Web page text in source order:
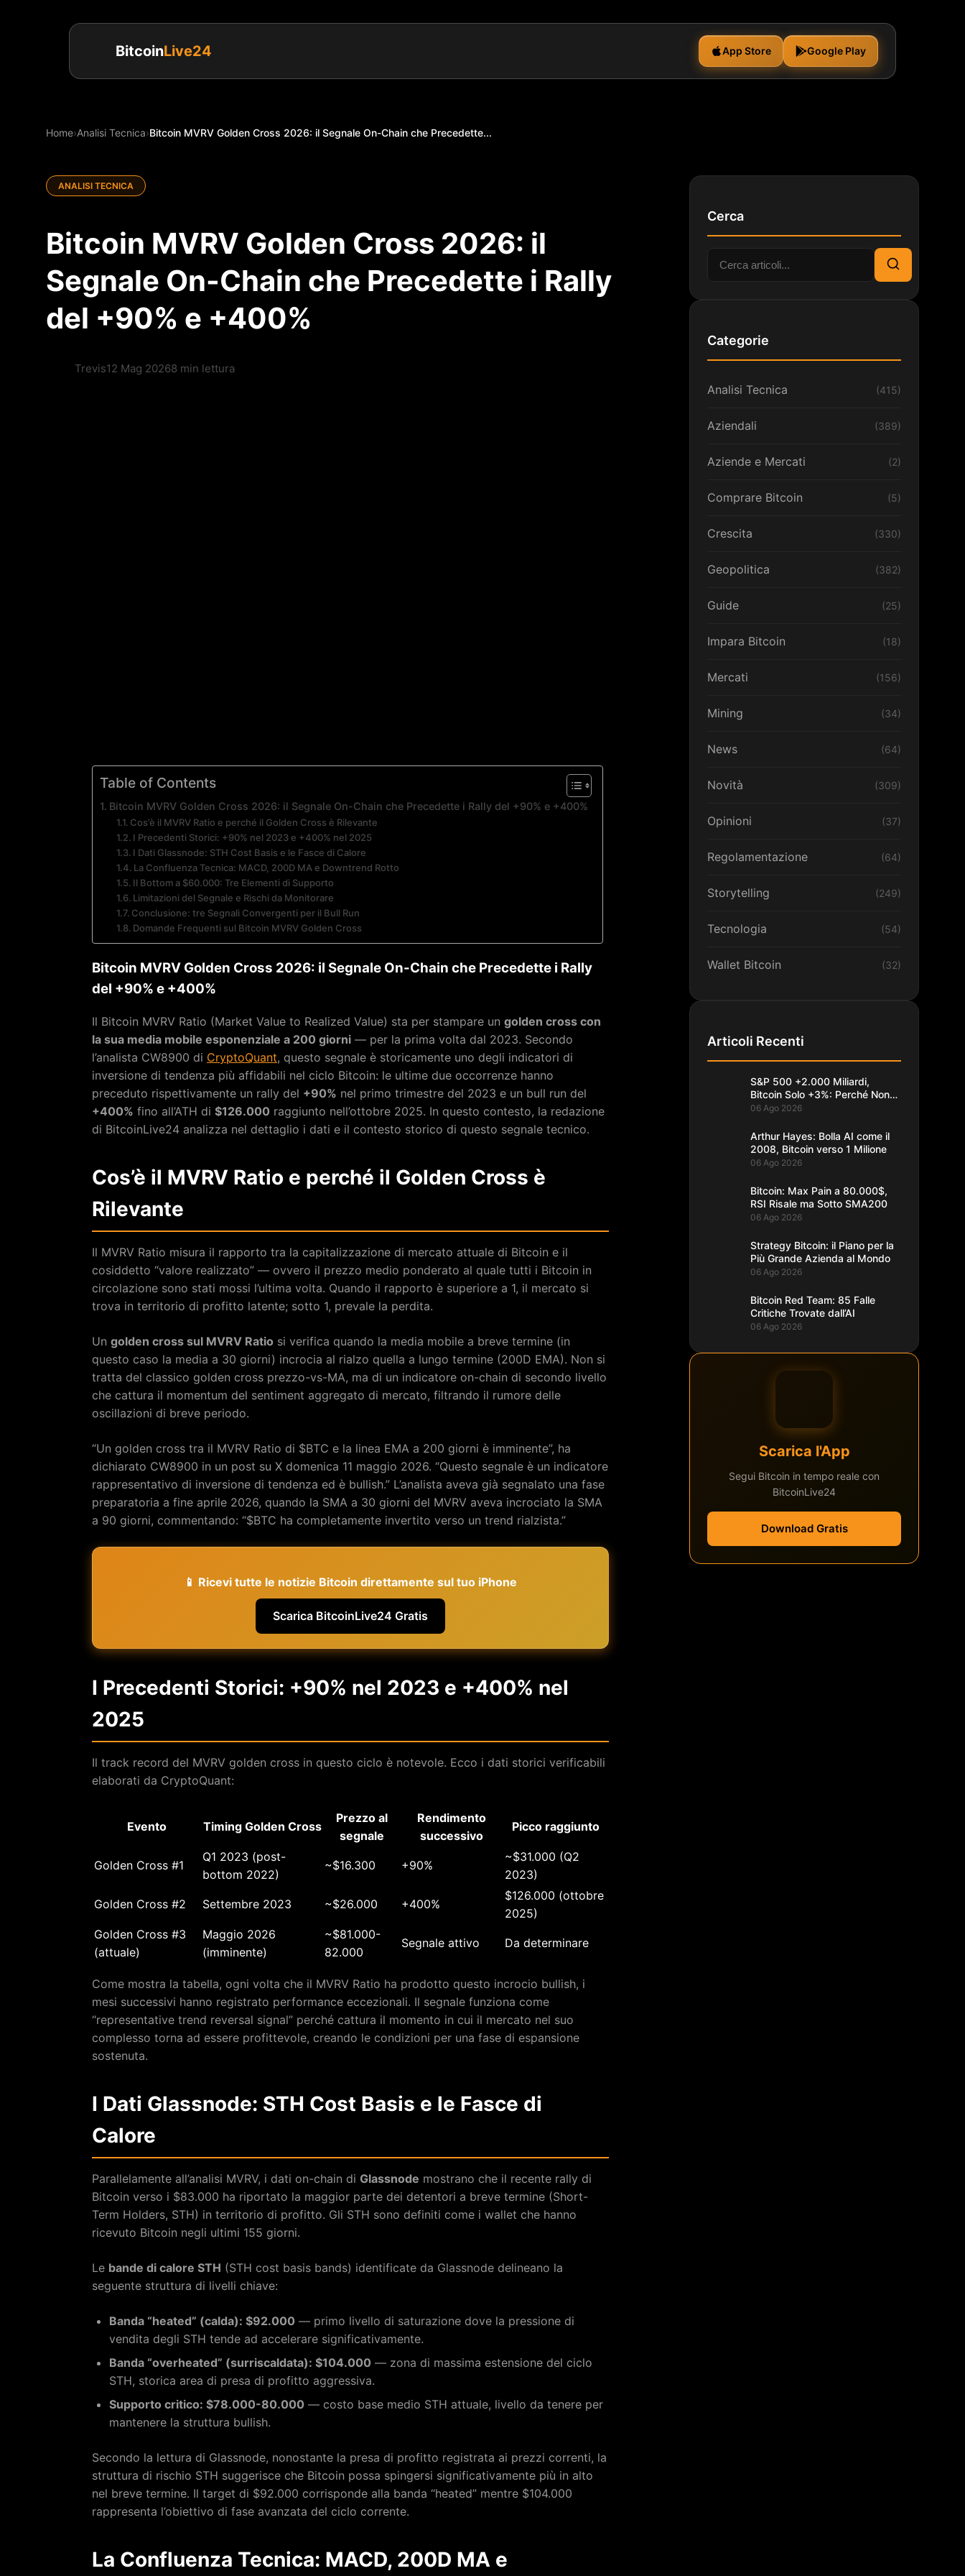
BitcoinLive24 App Store Google Play
Home›Analisi Tecnica›Bitcoin MVRV Golden Cross 2026: il Segnale On-Chain che Precedette...
ANALISI TECNICA
Bitcoin MVRV Golden Cross 2026: il
Segnale On-Chain che Precedette i Rally
del +90% e +400%
Trevis12 Mag 20268 min lettura
Table of Contents
Bitcoin MVRV Golden Cross 2026: il Segnale On-Chain che Precedette i Rally del +90% e +400%
Cos’è il MVRV Ratio e perché il Golden Cross è Rilevante
I Precedenti Storici: +90% nel 2023 e +400% nel 2025
I Dati Glassnode: STH Cost Basis e le Fasce di Calore
La Confluenza Tecnica: MACD, 200D MA e Downtrend Rotto
Il Bottom a $60.000: Tre Elementi di Supporto
Limitazioni del Segnale e Rischi da Monitorare
Conclusione: tre Segnali Convergenti per il Bull Run
Domande Frequenti sul Bitcoin MVRV Golden Cross
Bitcoin MVRV Golden Cross 2026: il Segnale On-Chain che Precedette i Rally
del +90% e +400%
Il Bitcoin MVRV Ratio (Market Value to Realized Value) sta per stampare un golden cross con
la sua media mobile esponenziale a 200 giorni — per la prima volta dal 2023. Secondo
l’analista CW8900 di CryptoQuant, questo segnale è storicamente uno degli indicatori di
inversione di tendenza più affidabili nel ciclo Bitcoin: le ultime due occorrenze hanno
preceduto rispettivamente un rally del +90% nel primo trimestre del 2023 e un bull run del
+400% fino all’ATH di $126.000 raggiunto nell’ottobre 2025. In questo contesto, la redazione
di BitcoinLive24 analizza nel dettaglio i dati e il contesto storico di questo segnale tecnico.
Cos’è il MVRV Ratio e perché il Golden Cross è
Rilevante
Il MVRV Ratio misura il rapporto tra la capitalizzazione di mercato attuale di Bitcoin e il
cosiddetto “valore realizzato” — ovvero il prezzo medio ponderato al quale tutti i Bitcoin in
circolazione sono stati mossi l’ultima volta. Quando il rapporto è superiore a 1, il mercato si
trova in territorio di profitto latente; sotto 1, prevale la perdita.
Un golden cross sul MVRV Ratio si verifica quando la media mobile a breve termine (in
questo caso la media a 30 giorni) incrocia al rialzo quella a lungo termine (200D EMA). Non si
tratta del classico golden cross prezzo-vs-MA, ma di un indicatore on-chain di secondo livello
che cattura il momentum del sentiment aggregato di mercato, filtrando il rumore delle
oscillazioni di breve periodo.
“Un golden cross tra il MVRV Ratio di $BTC e la linea EMA a 200 giorni è imminente”, ha
dichiarato CW8900 in un post su X domenica 11 maggio 2026. “Questo segnale è un indicatore
rappresentativo di inversione di tendenza ed è bullish.” L’analista aveva già segnalato una fase
preparatoria a fine aprile 2026, quando la SMA a 30 giorni del MVRV aveva incrociato la SMA
a 90 giorni, commentando: “$BTC ha completamente invertito verso un trend rialzista.”
📱 Ricevi tutte le notizie Bitcoin direttamente sul tuo iPhone
Scarica BitcoinLive24 Gratis
I Precedenti Storici: +90% nel 2023 e +400% nel
2025
Il track record del MVRV golden cross in questo ciclo è notevole. Ecco i dati storici verificabili
elaborati da CryptoQuant:
Evento Timing Golden Cross
Prezzo al
segnale
Rendimento
successivo
Picco raggiunto
Golden Cross #1
Q1 2023 (post-
bottom 2022)
~$16.300 +90%
~$31.000 (Q2
2023)
Golden Cross #2 Settembre 2023 ~$26.000 +400%
$126.000 (ottobre
2025)
Golden Cross #3
(attuale)
Maggio 2026
(imminente)
~$81.000-
82.000
Segnale attivo Da determinare
Come mostra la tabella, ogni volta che il MVRV Ratio ha prodotto questo incrocio bullish, i
mesi successivi hanno registrato performance eccezionali. Il segnale funziona come
“representative trend reversal signal” perché cattura il momento in cui il mercato nel suo
complesso torna ad essere profittevole, creando le condizioni per una fase di espansione
sostenuta.
I Dati Glassnode: STH Cost Basis e le Fasce di
Calore
Parallelamente all’analisi MVRV, i dati on-chain di Glassnode mostrano che il recente rally di
Bitcoin verso i $83.000 ha riportato la maggior parte dei detentori a breve termine (Short-
Term Holders, STH) in territorio di profitto. Gli STH sono definiti come i wallet che hanno
ricevuto Bitcoin negli ultimi 155 giorni.
Le bande di calore STH (STH cost basis bands) identificate da Glassnode delineano la
seguente struttura di livelli chiave:
Banda “heated” (calda): $92.000 — primo livello di saturazione dove la pressione di
vendita degli STH tende ad accelerare significativamente.
Banda “overheated” (surriscaldata): $104.000 — zona di massima estensione del ciclo
STH, storica area di presa di profitto aggressiva.
Supporto critico: $78.000-80.000 — costo base medio STH attuale, livello da tenere per
mantenere la struttura bullish.
Secondo la lettura di Glassnode, nonostante la presa di profitto registrata ai prezzi correnti, la
struttura di rischio STH suggerisce che Bitcoin possa spingersi significativamente più in alto
nel breve termine. Il target di $92.000 corrisponde alla banda “heated” mentre $104.000
rappresenta l’obiettivo di fase avanzata del ciclo corrente.
La Confluenza Tecnica: MACD, 200D MA e
Cerca
Cerca:
Cerca
Categorie
Analisi Tecnica (415)
Aziendali (389)
Aziende e Mercati (2)
Comprare Bitcoin (5)
Crescita (330)
Geopolitica (382)
Guide (25)
Impara Bitcoin (18)
Mercati (156)
Mining (34)
News (64)
Novità (309)
Opinioni (37)
Regolamentazione (64)
Storytelling (249)
Tecnologia (54)
Wallet Bitcoin (32)
Articoli Recenti
S&P 500 +2.000 Miliardi,
Bitcoin Solo +3%: Perché Non
Segue
06 Ago 2026
Arthur Hayes: Bolla AI come il
2008, Bitcoin verso 1 Milione
06 Ago 2026
Bitcoin: Max Pain a 80.000$,
RSI Risale ma Sotto SMA200
06 Ago 2026
Strategy Bitcoin: il Piano per la
Più Grande Azienda al Mondo
06 Ago 2026
Bitcoin Red Team: 85 Falle
Critiche Trovate dall’AI
06 Ago 2026
Scarica l'App
Segui Bitcoin in tempo reale con
BitcoinLive24
Download Gratis